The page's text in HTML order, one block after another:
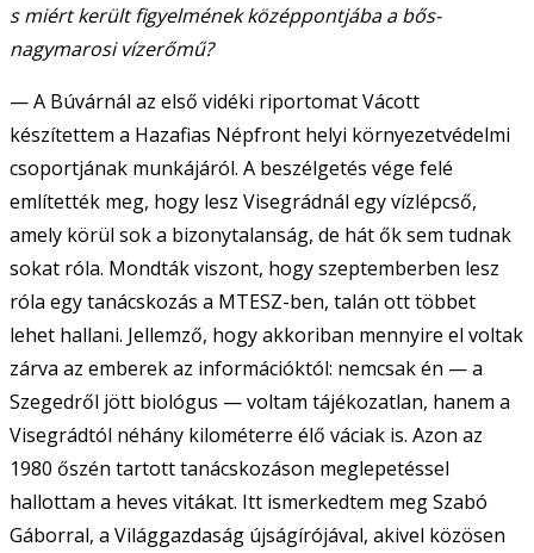
s miért került figyelmének középpontjába a bős-
nagymarosi vízerőmű?
— A Búvárnál az első vidéki riportomat Vácott
készítettem a Hazafias Népfront helyi környezetvédelmi
csoportjának munkájáról. A beszélgetés vége felé
említették meg, hogy lesz Visegrádnál egy vízlépcső,
amely körül sok a bizonytalanság, de hát ők sem tudnak
sokat róla. Mondták viszont, hogy szeptemberben lesz
róla egy tanácskozás a MTESZ-ben, talán ott többet
lehet hallani. Jellemző, hogy akkoriban mennyire el voltak
zárva az emberek az információktól: nemcsak én — a
Szegedről jött biológus — voltam tájékozatlan, hanem a
Visegrádtól néhány kilométerre élő váciak is. Azon az
1980 őszén tartott tanácskozáson meglepetéssel
hallottam a heves vitákat. Itt ismerkedtem meg Szabó
Gáborral, a Világgazdaság újságírójával, akivel közösen